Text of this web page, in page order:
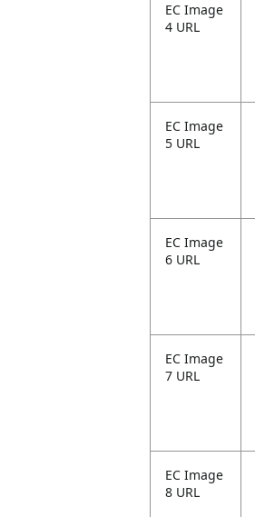
EC Image
4 URL
EC Image
5 URL
EC Image
6 URL
EC Image
7 URL
EC Image
8 URL